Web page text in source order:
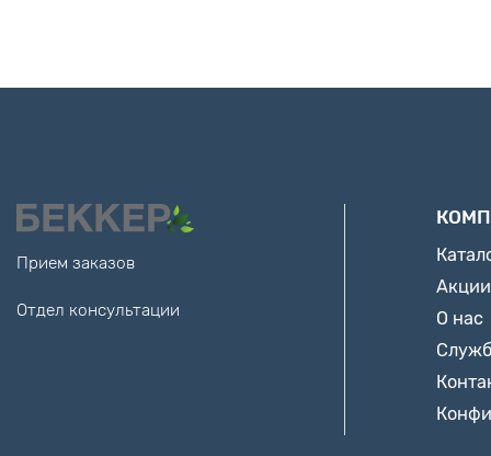
Прием заказов
Отдел консультации
Акции
О нас